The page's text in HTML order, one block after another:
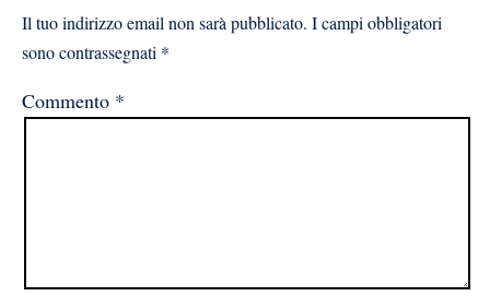
Il tuo indirizzo email non sarà pubblicato. I campi obbligatori
sono contrassegnati *
Commento *